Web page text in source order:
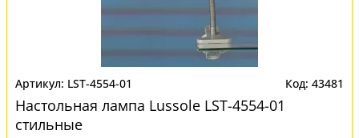
LST-4554-01 43481
Настольная лампа Lussole LST-4554-01
стильные